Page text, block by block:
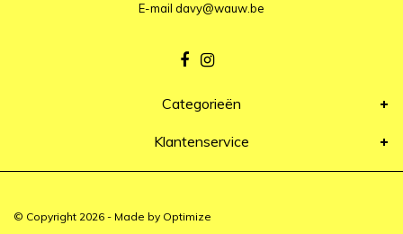
E-mail davy@wauw.be
Categorieën
Klantenservice
© Copyright 2026 - Made by Optimize